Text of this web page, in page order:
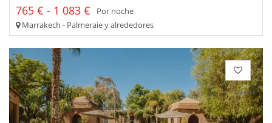
765 € - 1 083 €
Por noche
Marrakech - Palmeraie y alrededores